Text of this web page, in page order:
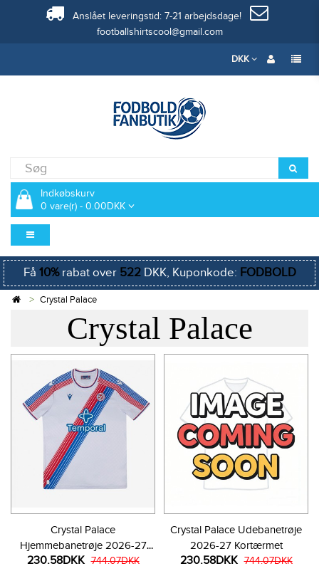
Anslået leveringstid: 7-21 arbejdsdage!
footballshirtscool@gmail.com
DKK
Indkøbskurv
0 vare(r) - 0.00DKK
Få 10%rabat over 522DKK, Kuponkode: FODBOLD
Crystal Palace
Crystal Palace
Crystal Palace
Hjemmebanetrøje 2026-27
Kortærmet
230.58DKK 744.07DKK
Crystal Palace Udebanetrøje
2026-27 Kortærmet
230.58DKK 744.07DKK